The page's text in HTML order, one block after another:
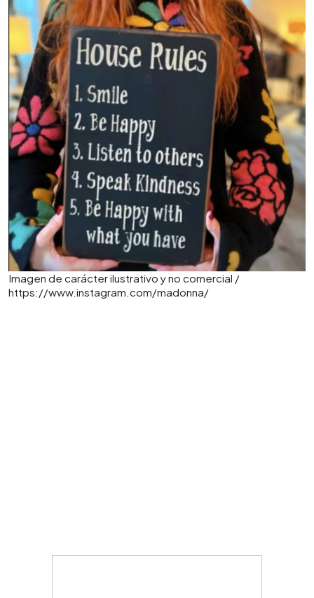
Imagen de carácter ilustrativo y no comercial /
https://www.instagram.com/madonna/